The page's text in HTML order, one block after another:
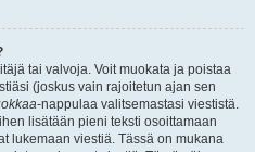
tai valvoja. Voit muokata ja poistaa
(joskus vain rajoitetun ajan sen
-nappulaa valitsemastasi viestistä.
lisätään pieni teksti osoittamaan
lukemaan viestiä. Tässä on mukana